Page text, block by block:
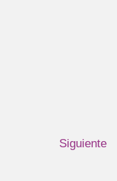
Siguiente